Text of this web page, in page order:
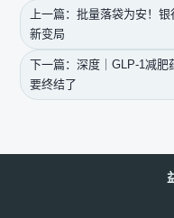
上一篇：批量落袋为安！
新变局
下一篇：深度｜GLP-1减
要终结了